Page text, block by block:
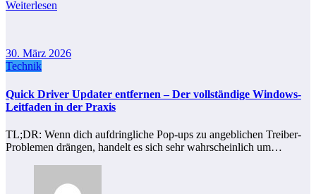
Weiterlesen
30. März 2026
Technik
Quick Driver Updater entfernen – Der vollständige Windows-
Leitfaden in der Praxis
TL;DR: Wenn dich aufdringliche Pop-ups zu angeblichen Treiber-
Problemen drängen, handelt es sich sehr wahrscheinlich um…